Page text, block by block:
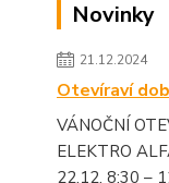
Novinky
21.12.2024
Otevíraví
VÁNOČNÍ
ELEKTRO
22.12. 8:30 –